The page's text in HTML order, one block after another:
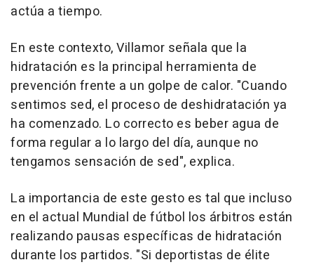
actúa a tiempo.
En este contexto, Villamor señala que la
hidratación es la principal herramienta de
prevención frente a un golpe de calor. "Cuando
sentimos sed, el proceso de deshidratación ya
ha comenzado. Lo correcto es beber agua de
forma regular a lo largo del día, aunque no
tengamos sensación de sed", explica.
La importancia de este gesto es tal que incluso
en el actual Mundial de fútbol los árbitros están
realizando pausas específicas de hidratación
durante los partidos. "Si deportistas de élite